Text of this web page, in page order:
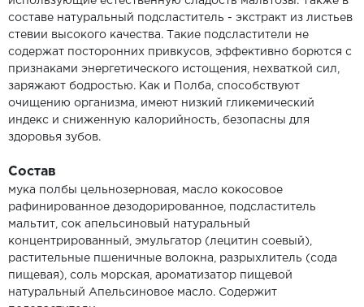
составе натуральный подсластитель - экстракт из листьев
стевии высокого качества. Такие подсластители не
содержат посторонних привкусов, эффективно борются с
признаками энергетического истощения, нехваткой сил,
заряжают бодростью. Как и Полба, способствуют
очищению организма, имеют низкий гликемический
индекс и сниженную калорийность, безопасны для
здоровья зубов.
Состав
мука полбы цельнозерновая, масло кокосовое
рафинированное дезодорированное, подсластитель
мальтит, сок апельсиновый натуральный
концентрированный, эмульгатор (лецитин соевый),
растительные пшеничные волокна, разрыхлитель (сода
пищевая), соль морская, ароматизатор пищевой
натуральный Апельсиновое масло. Содержит